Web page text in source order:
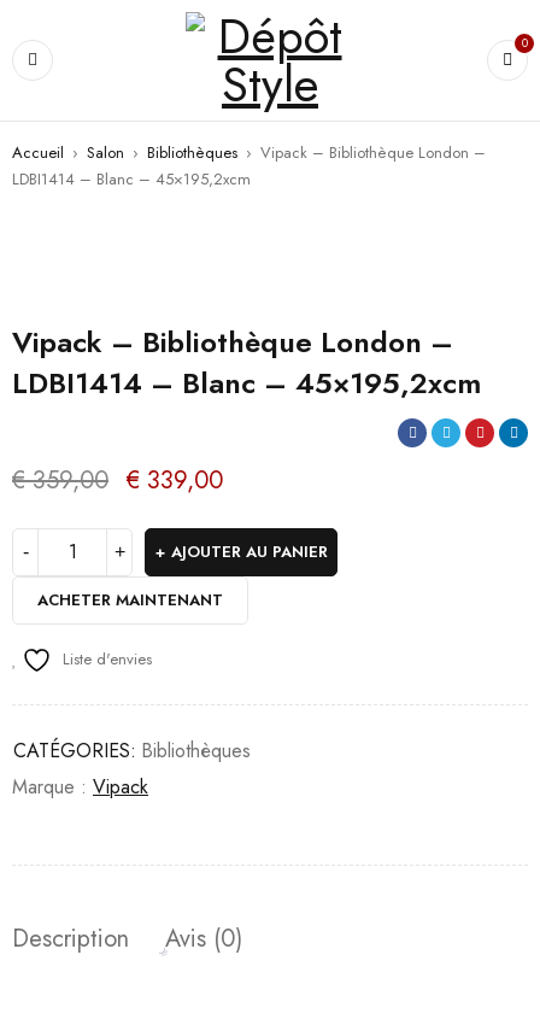
0
Accueil › Salon › Bibliothèques › Vipack – Bibliothèque London –
LDBI1414 – Blanc – 45×195,2xcm
Vipack – Bibliothèque London –
LDBI1414 – Blanc – 45×195,2xcm
€359,00 € 339,00
AJOUTER AU PANIER
ACHETER MAINTENANT
Liste d'envies
CATÉGORIES: Bibliothèques
Marque : Vipack
Description Avis (0)